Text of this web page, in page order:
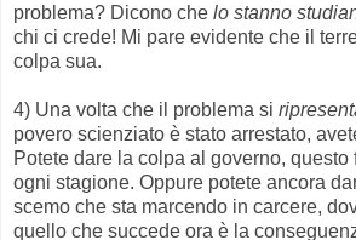
problema? Dicono che lo stanno
chi ci crede! Mi pare evidente che il
colpa sua.
4) Una volta che il problema si
povero scienziato è stato arrestato,
Potete dare la colpa al governo, questo
ogni stagione. Oppure potete ancora
scemo che sta marcendo in carcere,
quello che succede ora è la